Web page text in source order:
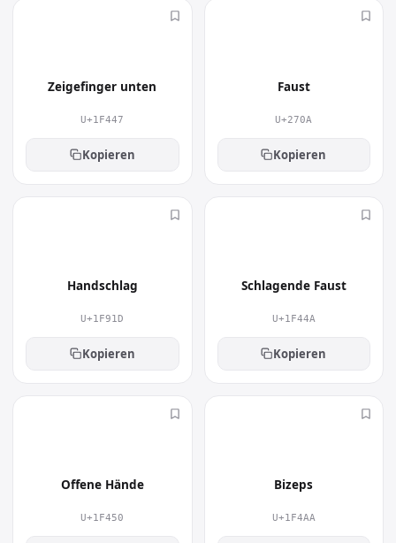
Zeigefinger unten
U+1F447
Kopieren
Faust
U+270A
Kopieren
Handschlag
U+1F91D
Kopieren
Schlagende Faust
U+1F44A
Kopieren
Offene Hände
U+1F450
Bizeps
U+1F4AA